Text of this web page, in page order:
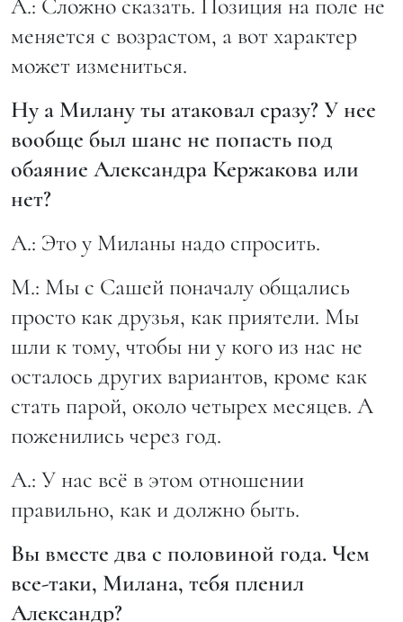
А.: Сложно сказать. Позиция на поле не
меняется с возрастом, а вот характер
может измениться.
Ну а Милану ты атаковал сразу? У нее
вообще был шанс не попасть под
обаяние Александра Кержакова или
нет?
А.: Это у Миланы надо спросить.
М.: Мы с Сашей поначалу общались
просто как друзья, как приятели. Мы
шли к тому, чтобы ни у кого из нас не
осталось других вариантов, кроме как
стать парой, около четырех месяцев. А
поженились через год.
А.: У нас всё в этом отношении
правильно, как и должно быть.
Вы вместе два с половиной года. Чем
все-таки, Милана, тебя пленил
Александр?